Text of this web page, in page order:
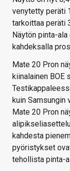
venytetty peräti
tarkoittaa peräti
Näytön pinta-
kahdeksalla
Mate 20 Pron
kiinalainen BOE
kuin Samsungin
Mate 20 Pron
kahdesta
pyöristykset
tehollista pinta-